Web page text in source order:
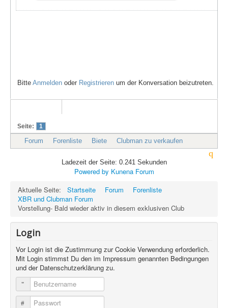
Bitte Anmelden oder Registrieren um der Konversation beizutreten.
Seite: 1
Forum Forenliste Biete Clubman zu verkaufen
Ladezeit der Seite: 0.241 Sekunden
Powered by Kunena Forum
Aktuelle Seite:
Startseite Forum
Forenliste
XBR und Clubman Forum
Vorstellung- Bald wieder aktiv in diesem exklusiven Club
Login
Vor Login ist die Zustimmung zur Cookie Verwendung erforderlich.
Mit Login stimmst Du den im Impressum genannten Bedingungen
und der Datenschutzerklärung zu.
Benutzername
Passwort